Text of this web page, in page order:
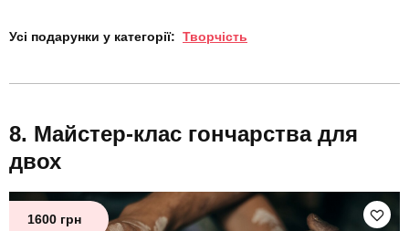
Усі подарунки у категорії: Творчість
Майстер-клас гончарства для
двох
1600 грн